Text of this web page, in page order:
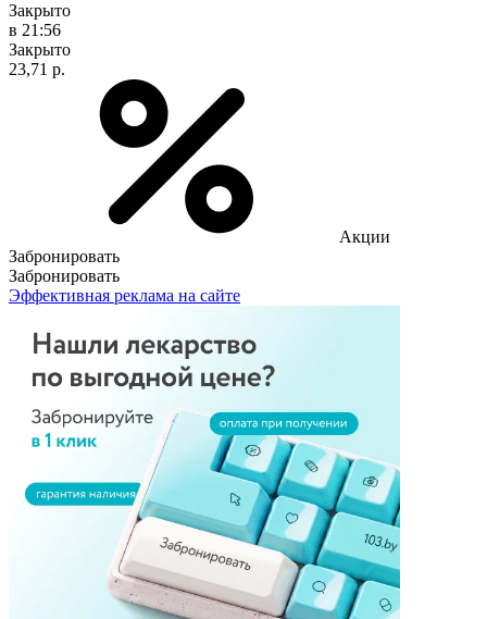
Закрыто
в 21:56
Закрыто
23,71 р.
Акции
Забронировать
Забронировать
Эффективная реклама на сайте